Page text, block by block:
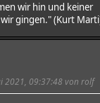
wir hin und keiner
gingen." (Kurt
2021, 09:37:48 von rolf